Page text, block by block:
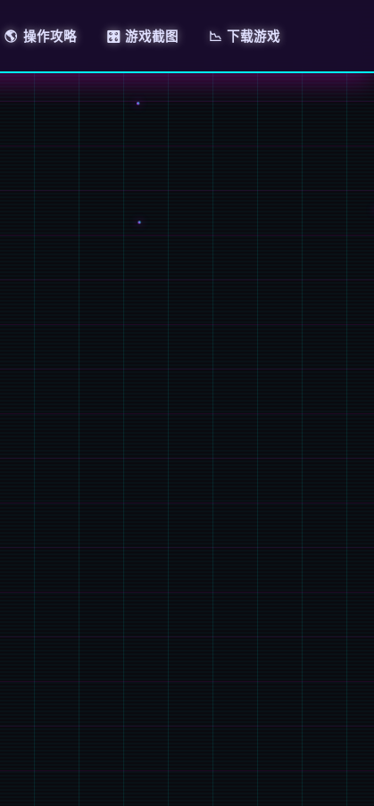
🌎 操作攻略 🎛️ 游戏截图 📉 下载游戏